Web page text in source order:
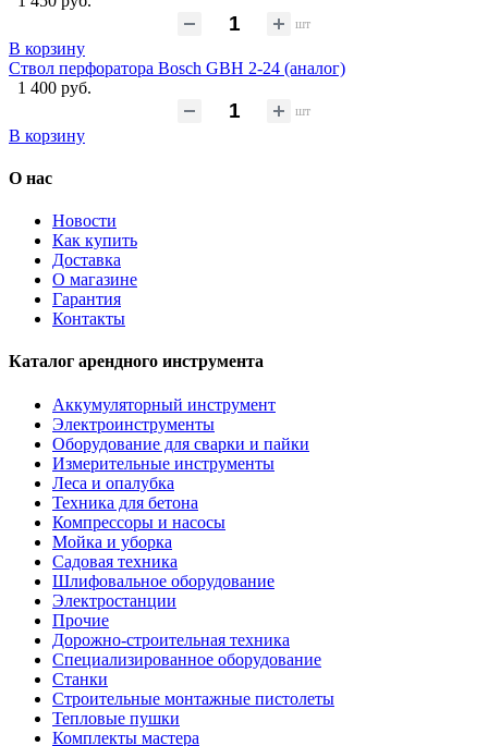
шт
В корзину
Ствол перфоратора Bosch GBH 2-24 (аналог)
1 400 руб.
шт
В корзину
О нас
Новости
Как купить
Доставка
О магазине
Гарантия
Контакты
Каталог арендного инструмента
Аккумуляторный инструмент
Электроинструменты
Оборудование для сварки и пайки
Измерительные инструменты
Леса и опалубка
Техника для бетона
Компрессоры и насосы
Мойка и уборка
Садовая техника
Шлифовальное оборудование
Электростанции
Прочие
Дорожно-строительная техника
Специализированное оборудование
Станки
Строительные монтажные пистолеты
Тепловые пушки
Комплекты мастера